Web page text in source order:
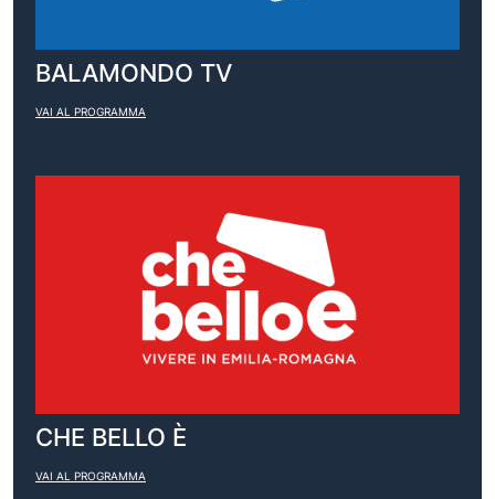
BALAMONDO TV
VAI AL PROGRAMMA
CHE BELLO È
VAI AL PROGRAMMA